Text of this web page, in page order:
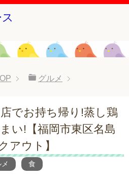
グルメ
でお持ち帰り!蒸し鶏
い!【福岡市東区名島
アウト】
食